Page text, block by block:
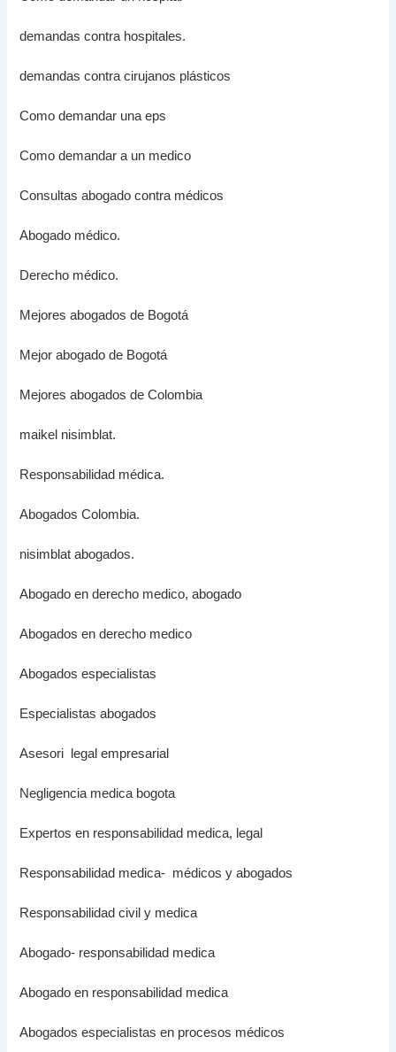
demandas contra hospitales.
demandas contra cirujanos plásticos
Como demandar una eps
Como demandar a un medico
Consultas abogado contra médicos
Abogado médico.
Derecho médico.
Mejores abogados de Bogotá
Mejor abogado de Bogotá
Mejores abogados de Colombia
maikel nisimblat.
Responsabilidad médica.
Abogados Colombia.
nisimblat abogados.
Abogado en derecho medico, abogado
Abogados en derecho medico
Abogados especialistas
Especialistas abogados
Asesori legal empresarial
Negligencia medica bogota
Expertos en responsabilidad medica, legal
Responsabilidad medica- médicos y abogados
Responsabilidad civil y medica
Abogado- responsabilidad medica
Abogado en responsabilidad medica
Abogados especialistas en procesos médicos